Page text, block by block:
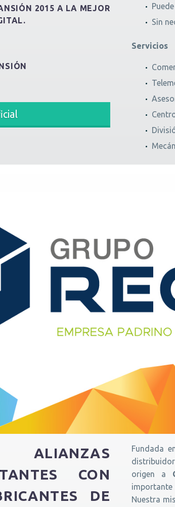
2015 A LA MEJOR
Sin
Servicios
ALIANZAS
CON
DE
Fundada
origen a
Nuestra